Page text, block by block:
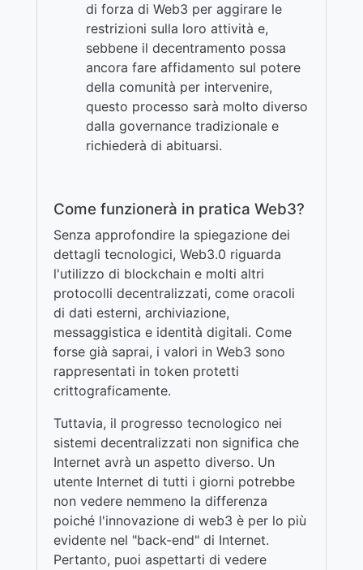
di forza di Web3 per aggirare le
restrizioni sulla loro attività e,
sebbene il decentramento possa
ancora fare affidamento sul potere
della comunità per intervenire,
questo processo sarà molto diverso
dalla governance tradizionale e
richiederà di abituarsi.
Come funzionerà in pratica Web3?
Senza approfondire la spiegazione dei
dettagli tecnologici, Web3.0 riguarda
l'utilizzo di blockchain e molti altri
protocolli decentralizzati, come oracoli
di dati esterni, archiviazione,
messaggistica e identità digitali. Come
forse già saprai, i valori in Web3 sono
rappresentati in token protetti
crittograficamente.
Tuttavia, il progresso tecnologico nei
sistemi decentralizzati non significa che
Internet avrà un aspetto diverso. Un
utente Internet di tutti i giorni potrebbe
non vedere nemmeno la differenza
poiché l'innovazione di web3 è per lo più
evidente nel "back-end" di Internet.
Pertanto, puoi aspettarti di vedere